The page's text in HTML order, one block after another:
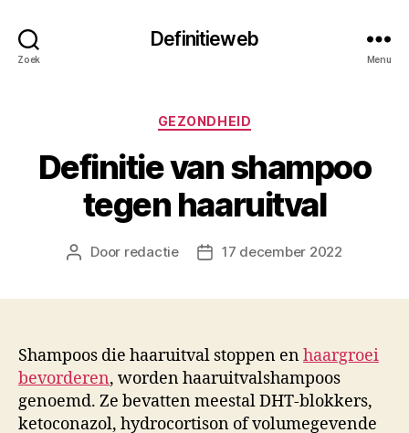
Zoek
Definitieweb
Menu
Categorieën
GEZONDHEID
Definitie van shampoo
tegen haaruitval
Berichtauteur
Door redactie Berichtdatum
17 december 2022
Shampoos die haaruitval stoppen enhaargroei
bevorderen, worden haaruitvalshampoos
genoemd. Ze bevatten meestal DHT-blokkers,
ketoconazol, hydrocortison of volumegevende